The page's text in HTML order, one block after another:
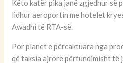
Këto katër pika janë zgjedhur së
lidhur aeroportin me hotelet
Awadhi të RTA-së.
Por planet e përcaktuara nga
që taksia ajrore përfundimisht të